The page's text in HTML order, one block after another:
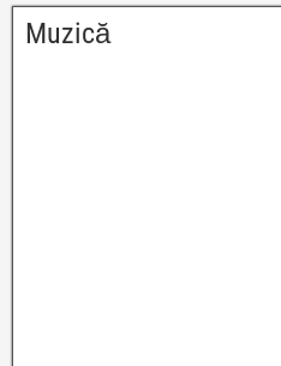
Muzică